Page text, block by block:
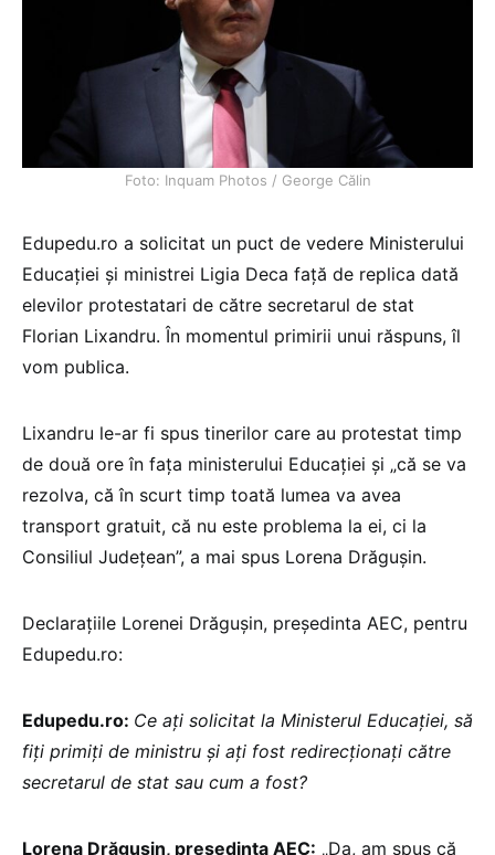
Foto: Inquam Photos / George Călin
Edupedu.ro a solicitat un puct de vedere Ministerului
Educației și ministrei Ligia Deca față de replica dată
elevilor protestatari de către secretarul de stat
Florian Lixandru. În momentul primirii unui răspuns, îl
vom publica.
Lixandru le-ar fi spus tinerilor care au protestat timp
de două ore în fața ministerului Educației și „că se va
rezolva, că în scurt timp toată lumea va avea
transport gratuit, că nu este problema la ei, ci la
Consiliul Județean”, a mai spus Lorena Drăgușin.
Declarațiile Lorenei Drăgușin, președinta AEC, pentru
Edupedu.ro:
Edupedu.ro: Ce ați solicitat la Ministerul Educației, să
fiți primiți de ministru și ați fost redirecționați către
secretarul de stat sau cum a fost?
Lorena Drăgușin, președinta AEC: „Da, am spus că